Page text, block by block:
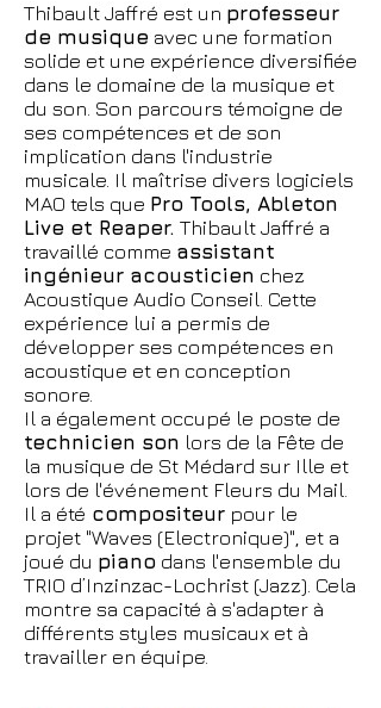
Thibault Jaffré est un professeur
de musique avec une formation
solide et une expérience diversifiée
dans le domaine de la musique et
du son. Son parcours témoigne de
ses compétences et de son
implication dans l'industrie
musicale. Il maîtrise divers logiciels
MAO tels que Pro Tools, Ableton
Live et Reaper. Thibault Jaffré a
travaillé comme assistant
ingénieur acousticien chez
Acoustique Audio Conseil. Cette
expérience lui a permis de
développer ses compétences en
acoustique et en conception
sonore.
Il a également occupé le poste de
technicien son lors de la Fête de
la musique de St Médard sur Ille et
lors de l'événement Fleurs du Mail.
Il a été compositeur pour le
projet "Waves (Electronique)", et a
joué du piano dans l'ensemble du
TRIO d’Inzinzac-Lochrist (Jazz). Cela
montre sa capacité à s'adapter à
différents styles musicaux et à
travailler en équipe.